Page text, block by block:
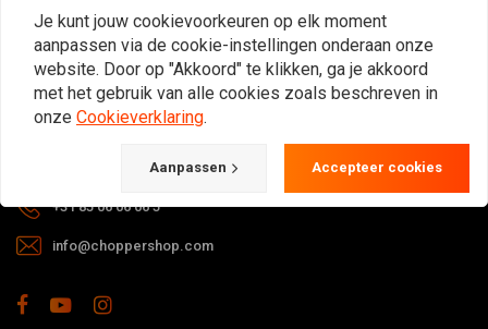
levertijden, retouren & reparaties of
algemene informatie kun je altijd op
één van de onderstaande manieren
Gotenburgweg 46a, 9723 TM Groningen (The Netherlands)
+31 85 06 06 06 5
info@choppershop.com
Je kunt jouw cookievoorkeuren op elk moment
aanpassen via de cookie-instellingen onderaan onze
website. Door op "Akkoord" te klikken, ga je akkoord
met het gebruik van alle cookies zoals beschreven in
onze Cookieverklaring.
Aanpassen Accepteer cookies